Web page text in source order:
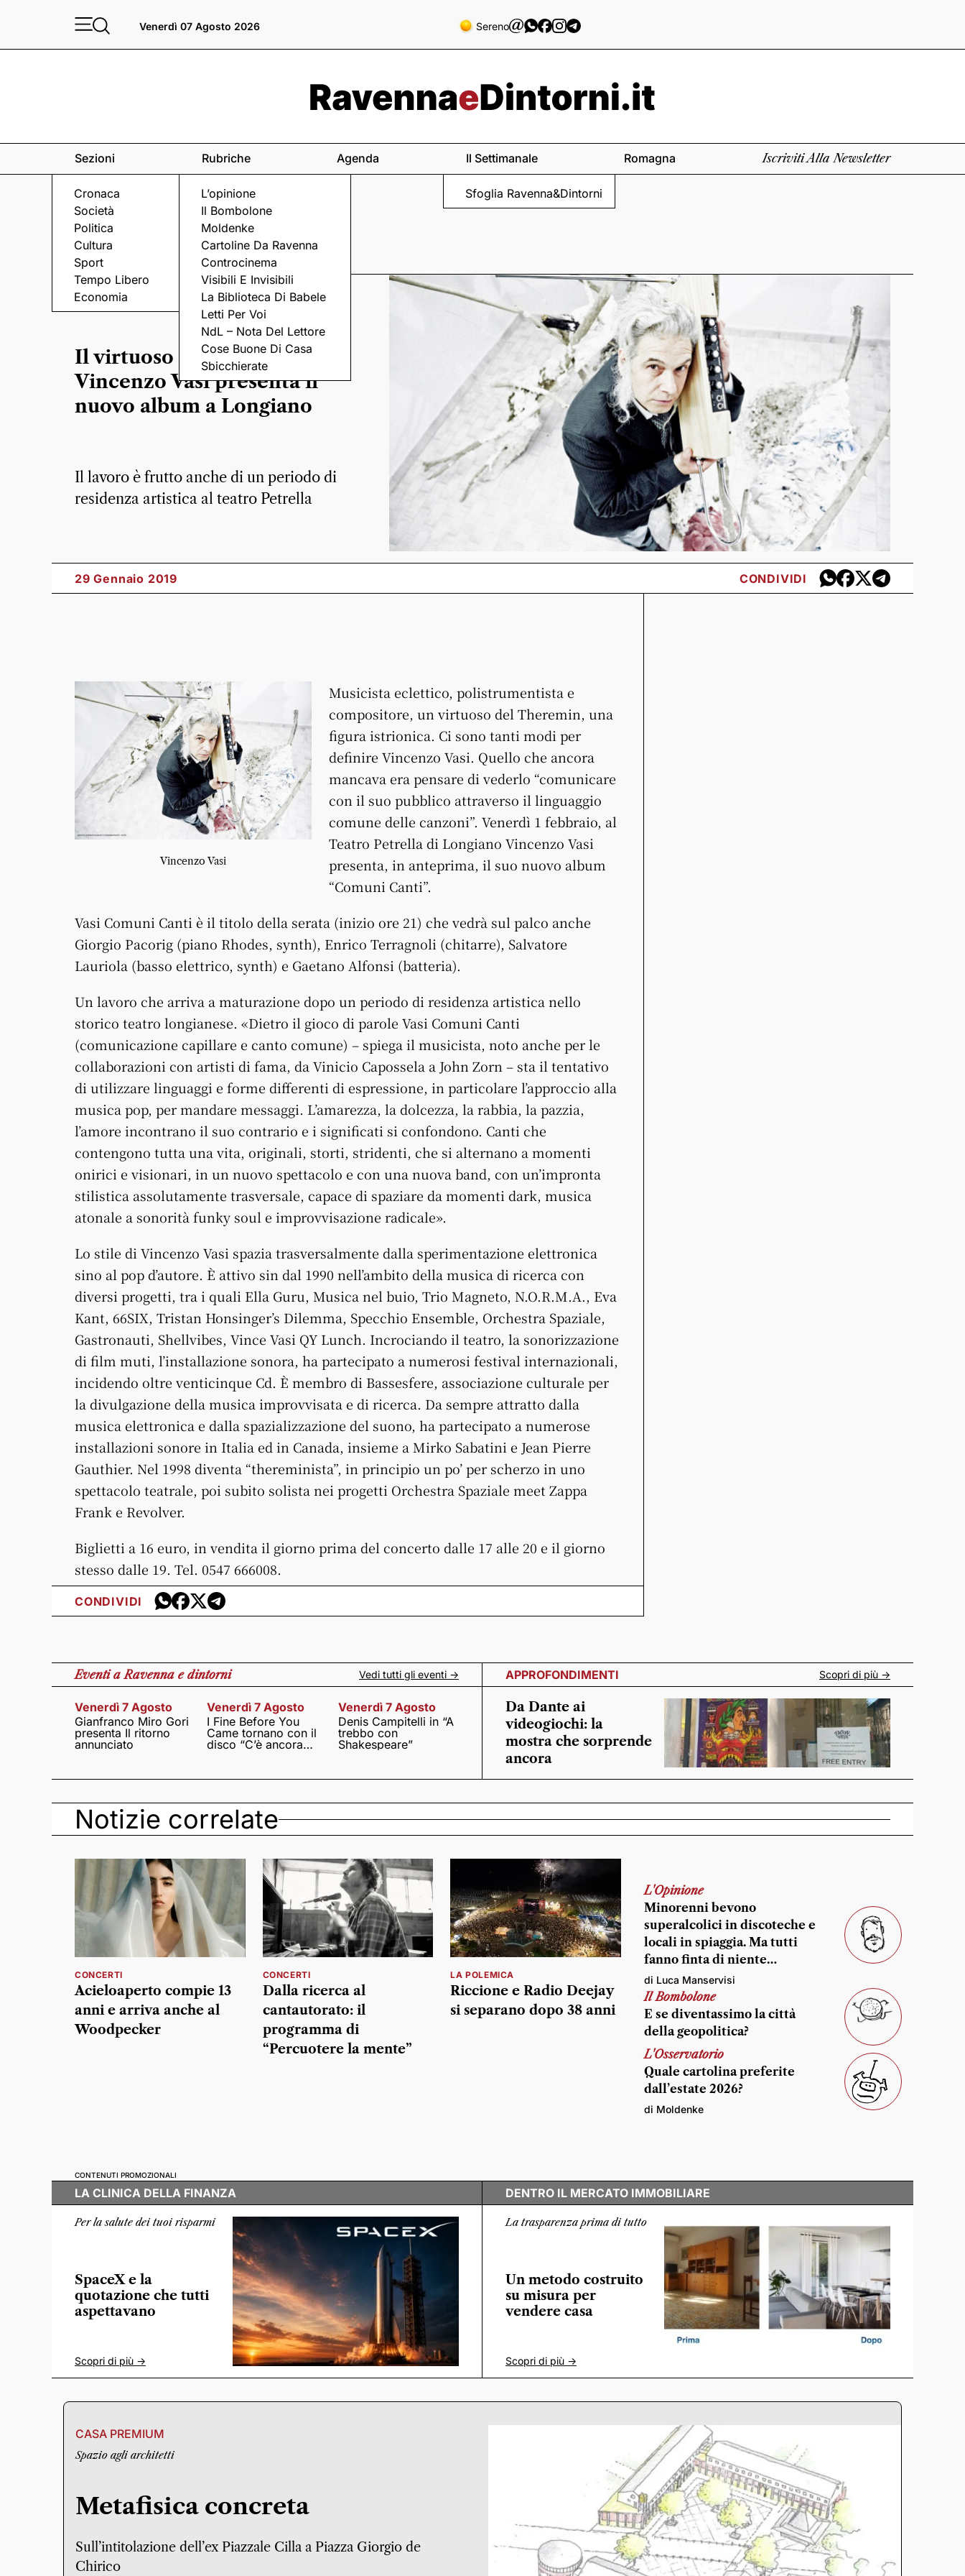
Venerdì 07 Agosto 2026 Sereno
Sezioni
Cronaca
Società
Politica
Cultura
Sport
Tempo Libero
Economia
Rubriche
L’opinione
Il Bombolone
Moldenke
Cartoline Da Ravenna
Controcinema
Visibili E Invisibili
La Biblioteca Di Babele
Letti Per Voi
NdL – Nota Del Lettore
Cose Buone Di Casa
Sbicchierate
Agenda Il Settimanale
Sfoglia Ravenna&Dintorni
Romagna Iscriviti Alla Newsletter
IL CONCERTO
Il virtuoso del theremin
Vincenzo Vasi presenta il
nuovo album a Longiano
Il lavoro è frutto anche di un periodo di
residenza artistica al teatro Petrella
29 Gennaio 2019 CONDIVIDI
Vincenzo Vasi
Musicista eclettico, polistrumentista e
compositore, un virtuoso del Theremin, una
figura istrionica. Ci sono tanti modi per
definire Vincenzo Vasi. Quello che ancora
mancava era pensare di vederlo “comunicare
con il suo pubblico attraverso il linguaggio
comune delle canzoni”. Venerdì 1 febbraio, al
Teatro Petrella di Longiano Vincenzo Vasi
presenta, in anteprima, il suo nuovo album
“Comuni Canti”.
Vasi Comuni Canti è il titolo della serata (inizio ore 21) che vedrà sul palco anche
Giorgio Pacorig (piano Rhodes, synth), Enrico Terragnoli (chitarre), Salvatore
Lauriola (basso elettrico, synth) e Gaetano Alfonsi (batteria).
Un lavoro che arriva a maturazione dopo un periodo di residenza artistica nello
storico teatro longianese. «Dietro il gioco di parole Vasi Comuni Canti
(comunicazione capillare e canto comune) – spiega il musicista, noto anche per le
collaborazioni con artisti di fama, da Vinicio Capossela a John Zorn – sta il tentativo
di utilizzare linguaggi e forme differenti di espressione, in particolare l’approccio alla
musica pop, per mandare messaggi. L’amarezza, la dolcezza, la rabbia, la pazzia,
l’amore incontrano il suo contrario e i significati si confondono. Canti che
contengono tutta una vita, originali, storti, stridenti, che si alternano a momenti
onirici e visionari, in un nuovo spettacolo e con una nuova band, con un’impronta
stilistica assolutamente trasversale, capace di spaziare da momenti dark, musica
atonale a sonorità funky soul e improvvisazione radicale».
Lo stile di Vincenzo Vasi spazia trasversalmente dalla sperimentazione elettronica
sino al pop d’autore. È attivo sin dal 1990 nell’ambito della musica di ricerca con
diversi progetti, tra i quali Ella Guru, Musica nel buio, Trio Magneto, N.O.R.M.A., Eva
Kant, 66SIX, Tristan Honsinger’s Dilemma, Specchio Ensemble, Orchestra Spaziale,
Gastronauti, Shellvibes, Vince Vasi QY Lunch. Incrociando il teatro, la sonorizzazione
di film muti, l’installazione sonora, ha partecipato a numerosi festival internazionali,
incidendo oltre venticinque Cd. È membro di Bassesfere, associazione culturale per
la divulgazione della musica improvvisata e di ricerca. Da sempre attratto dalla
musica elettronica e dalla spazializzazione del suono, ha partecipato a numerose
installazioni sonore in Italia ed in Canada, insieme a Mirko Sabatini e Jean Pierre
Gauthier. Nel 1998 diventa “thereminista”, in principio un po’ per scherzo in uno
spettacolo teatrale, poi subito solista nei progetti Orchestra Spaziale meet Zappa
Frank e Revolver.
Biglietti a 16 euro, in vendita il giorno prima del concerto dalle 17 alle 20 e il giorno
stesso dalle 19. Tel. 0547 666008.
CONDIVIDI
Eventia Ravenna e dintorni Vedi tutti gli eventi ->
Venerdì 7 Agosto
Gianfranco Miro Gori
presenta Il ritorno
annunciato
Venerdì 7 Agosto
I Fine Before You
Came tornano con il
disco “C’è ancora
Venerdì 7 Agosto
Denis Campitelli in “A
trebbo con
Shakespeare”
APPROFONDIMENTI Scopri di più ->
Da Dante ai
videogiochi: la
mostra che sorprende
ancora
Notizie correlate
CONCERTI
Acieloaperto compie 13
anni e arriva anche al
Woodpecker
CONCERTI
Dalla ricerca al
cantautorato: il
programma di
“Percuotere la mente”
LA POLEMICA
Riccione e Radio Deejay
si separano dopo 38 anni
L'Opinione
Minorenni bevono
superalcolici in discoteche e
locali in spiaggia. Ma tutti
fanno finta di niente…
di Luca Manservisi
Il Bombolone
E se diventassimo la città
della geopolitica?
L'Osservatorio
Quale cartolina preferite
dall’estate 2026?
di Moldenke
CONTENUTI PROMOZIONALI
LA CLINICA DELLA FINANZA
Per la salute dei tuoi risparmi
SpaceX e la
quotazione che tutti
aspettavano
Scopri di più ->
DENTRO IL MERCATO IMMOBILIARE
La trasparenza prima di tutto
Un metodo costruito
su misura per
vendere casa
Scopri di più ->
CASA PREMIUM
Spazio agli architetti
Metafisica concreta
Sull’intitolazione dell’ex Piazzale Cilla a Piazza Giorgio de
Chirico